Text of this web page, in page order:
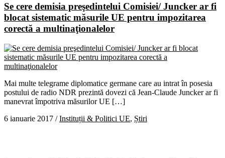
Se cere demisia preşedintelui Comisiei/ Juncker ar fi
blocat sistematic măsurile UE pentru impozitarea
corectă a multinaţionalelor
Mai multe telegrame diplomatice germane care au intrat în posesia
postului de radio NDR prezintă dovezi că Jean-Claude Juncker ar fi
manevrat împotriva măsurilor UE […]
6 ianuarie 2017 /Instituții & Politici UE, Știri